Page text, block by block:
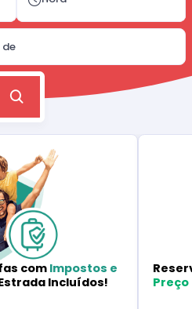
comImpostos e
Incluídos!
Preço